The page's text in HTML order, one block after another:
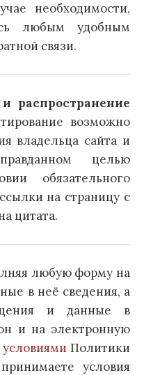
необходимости,
любым удобным
связи.
распространение
возможно
владельца сайта и
целью
обязательного
на страницу с
цитата.
любую форму на
в неё сведения, а
и данные в
и на электронную
условиями Политики
условия